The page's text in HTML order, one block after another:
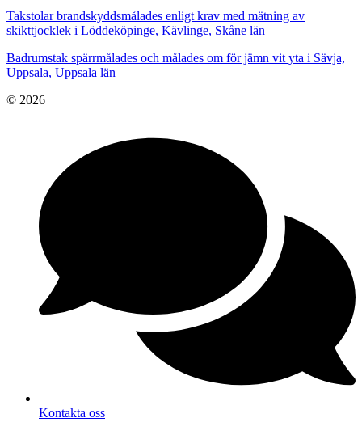
Takstolar brandskyddsmålades enligt krav med mätning av
skikttjocklek i Löddeköpinge, Kävlinge, Skåne län
Badrumstak spärrmålades och målades om för jämn vit yta i Sävja,
Uppsala, Uppsala län
© 2026
Kontakta oss